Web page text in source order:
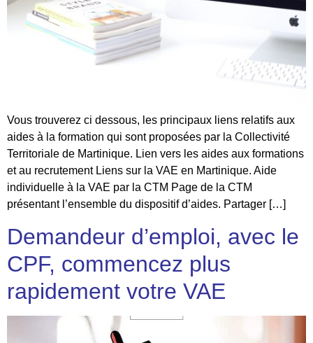
Vous trouverez ci dessous, les principaux liens relatifs aux
aides à la formation qui sont proposées par la Collectivité
Territoriale de Martinique. Lien vers les aides aux formations
et au recrutement Liens sur la VAE en Martinique. Aide
individuelle à la VAE par la CTM Page de la CTM
présentant l’ensemble du dispositif d’aides. Partager […]
Demandeur d’emploi, avec le
CPF, commencez plus
rapidement votre VAE